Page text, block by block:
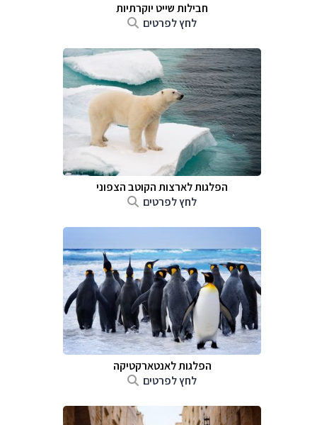
חבילות שייט יוקרתיות
לחץ לפרטים
הפלגות לארצות הקוטב הצפוני
לחץ לפרטים
הפלגות לאנטארקטיקה
לחץ לפרטים